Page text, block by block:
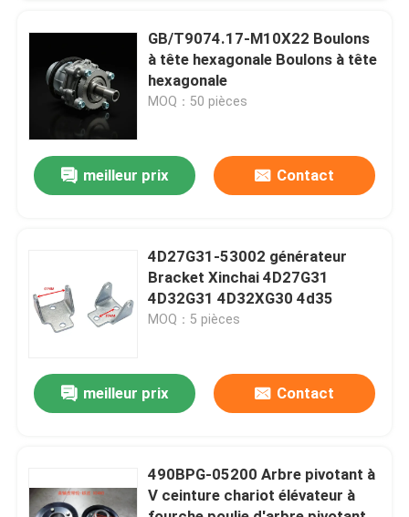
GB/T9074.17-M10X22 Boulons
à tête hexagonale Boulons à tête
hexagonale
MOQ：50 pièces
meilleur prix Contact
4D27G31-53002 générateur
Bracket Xinchai 4D27G31
4D32G31 4D32XG30 4d35
MOQ：5 pièces
meilleur prix Contact
490BPG-05200 Arbre pivotant à
V ceinture chariot élévateur à